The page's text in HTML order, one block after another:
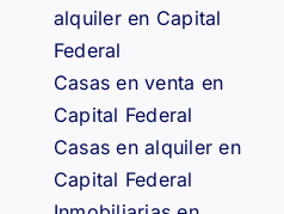
alquiler en Capital
Federal
Casas en venta en
Capital Federal
Casas en alquiler en
Capital Federal